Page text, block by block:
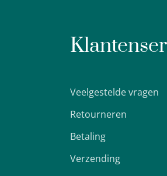
Veelgestelde vragen
Retourneren
Betaling
Verzending